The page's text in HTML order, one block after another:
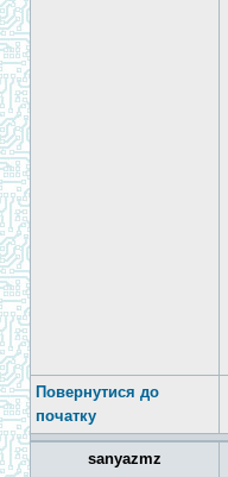
Повернутися до
початку
sanyazmz